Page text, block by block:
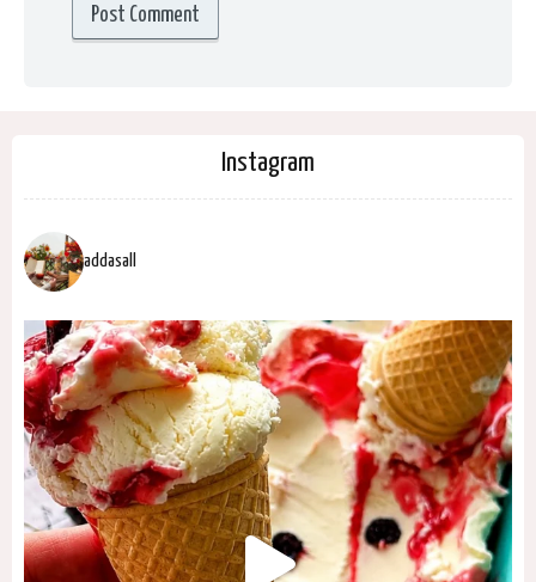
Instagram
addasall